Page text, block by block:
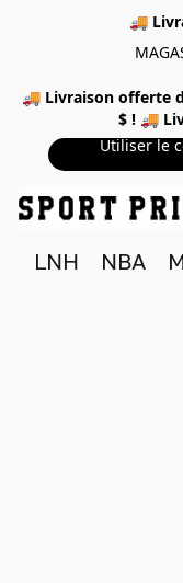
🚚
🚚 Livraison offerte
$ ! 🚚
Utiliser le
LNH NBA